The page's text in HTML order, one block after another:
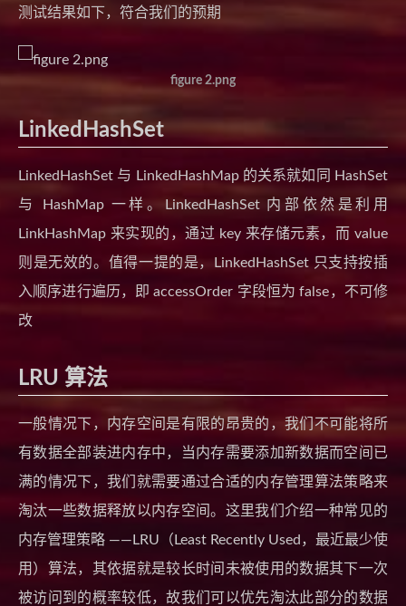
测试结果如下，符合我们的预期
figure 2.png
LinkedHashSet
LinkedHashSet 与 LinkedHashMap 的关系就如同 HashSet
与 HashMap 一样。LinkedHashSet 内部依然是利用
LinkHashMap 来实现的，通过 key 来存储元素，而 value
则是无效的。值得一提的是，LinkedHashSet 只支持按插
入顺序进行遍历，即 accessOrder 字段恒为 false，不可修
改
LRU 算法
一般情况下，内存空间是有限的昂贵的，我们不可能将所
有数据全部装进内存中，当内存需要添加新数据而空间已
满的情况下，我们就需要通过合适的内存管理算法策略来
淘汰一些数据释放以内存空间。这里我们介绍一种常见的
内存管理策略 ——LRU（Least Recently Used，最近最少使
用）算法，其依据就是较长时间未被使用的数据其下一次
被访问到的概率较低，故我们可以优先淘汰此部分的数据